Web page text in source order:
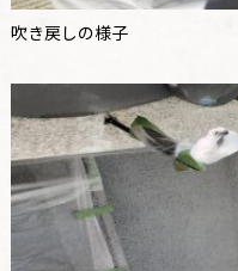
吹き戻しの様子